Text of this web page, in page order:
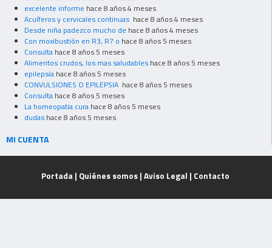
excelente informe hace 8 años 4 meses
Acuíferos y cervicales continuas hace 8 años 4 meses
Desde niña padezco mucho de hace 8 años 4 meses
Con moxibustión en R3, R7 o hace 8 años 5 meses
Consulta hace 8 años 5 meses
Alimentos crudos, los mas saludables hace 8 años 5 meses
epilepsia hace 8 años 5 meses
CONVULSIONES O EPILEPSIA hace 8 años 5 meses
Consulta hace 8 años 5 meses
La homeopatia cura hace 8 años 5 meses
dudas hace 8 años 5 meses
MI CUENTA
Portada | Quiénes somos| Aviso Legal | Contacto